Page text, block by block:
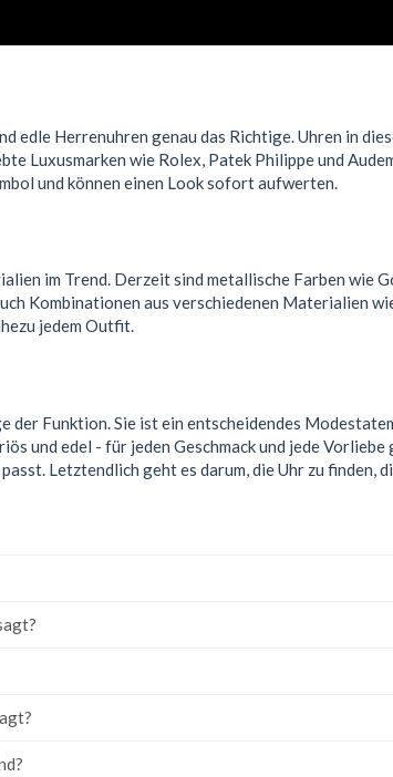
edle Herrenuhren genau das Richtige. Uhren in
Luxusmarken wie Rolex, Patek Philippe und
und können einen Look sofort aufwerten.
im Trend. Derzeit sind metallische Farben wie
Kombinationen aus verschiedenen Materialien
jedem Outfit.
Funktion. Sie ist ein entscheidendes
und edel - für jeden Geschmack und jede
Letztendlich geht es darum, die Uhr zu